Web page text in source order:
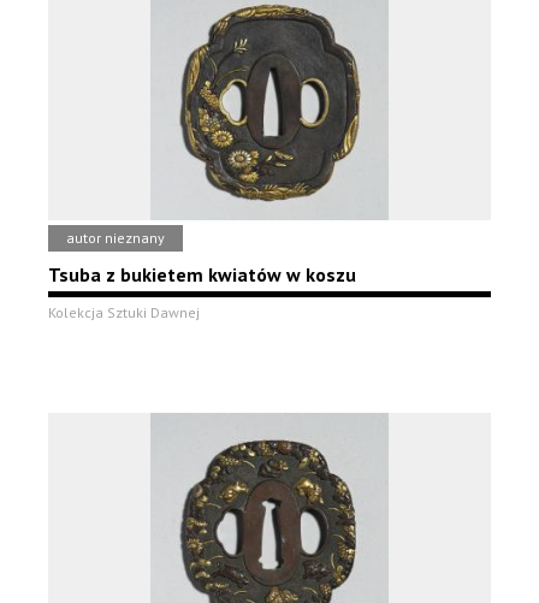
autor nieznany
Tsuba z bukietem kwiatów w koszu
Kolekcja Sztuki Dawnej